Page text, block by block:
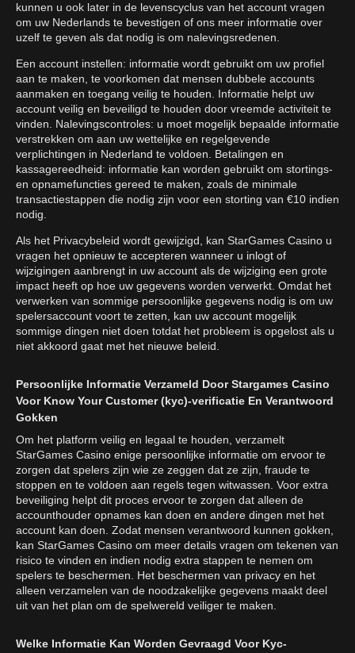
kunnen u ook later in de levenscyclus van het account vragen
om uw Nederlands te bevestigen of ons meer informatie over
uzelf te geven als dat nodig is om nalevingsredenen.
Een account instellen: informatie wordt gebruikt om uw profiel
aan te maken, te voorkomen dat mensen dubbele accounts
aanmaken en toegang veilig te houden. Informatie helpt uw
account veilig en beveiligd te houden door vreemde activiteit te
vinden. Nalevingscontroles: u moet mogelijk bepaalde informatie
verstrekken om aan uw wettelijke en regelgevende
verplichtingen in Nederland te voldoen. Betalingen en
kassagereedheid: informatie kan worden gebruikt om stortings-
en opnamefuncties gereed te maken, zoals de minimale
transactiestappen die nodig zijn voor een storting van €10 indien
nodig.
Als het Privacybeleid wordt gewijzigd, kan StarGames Casino u
vragen het opnieuw te accepteren wanneer u inlogt of
wijzigingen aanbrengt in uw account als de wijziging een grote
impact heeft op hoe uw gegevens worden verwerkt. Omdat het
verwerken van sommige persoonlijke gegevens nodig is om uw
spelersaccount voort te zetten, kan uw account mogelijk
sommige dingen niet doen totdat het probleem is opgelost als u
niet akkoord gaat met het nieuwe beleid.
Persoonlijke Informatie Verzameld Door Stargames Casino
Voor Know Your Customer (kyc)-verificatie En Verantwoord
Gokken
Om het platform veilig en legaal te houden, verzamelt
StarGames Casino enige persoonlijke informatie om ervoor te
zorgen dat spelers zijn wie ze zeggen dat ze zijn, fraude te
stoppen en te voldoen aan regels tegen witwassen. Voor extra
beveiliging helpt dit proces ervoor te zorgen dat alleen de
accounthouder opnames kan doen en andere dingen met het
account kan doen. Zodat mensen verantwoord kunnen gokken,
kan StarGames Casino om meer details vragen om tekenen van
risico te vinden en indien nodig extra stappen te nemen om
spelers te beschermen. Het beschermen van privacy en het
alleen verzamelen van de noodzakelijke gegevens maakt deel
uit van het plan om de spelwereld veiliger te maken.
Welke Informatie Kan Worden Gevraagd Voor Kyc-